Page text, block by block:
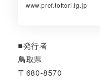
www.pref.tottori.lg.jp
■発行者
鳥取県
〒680-8570